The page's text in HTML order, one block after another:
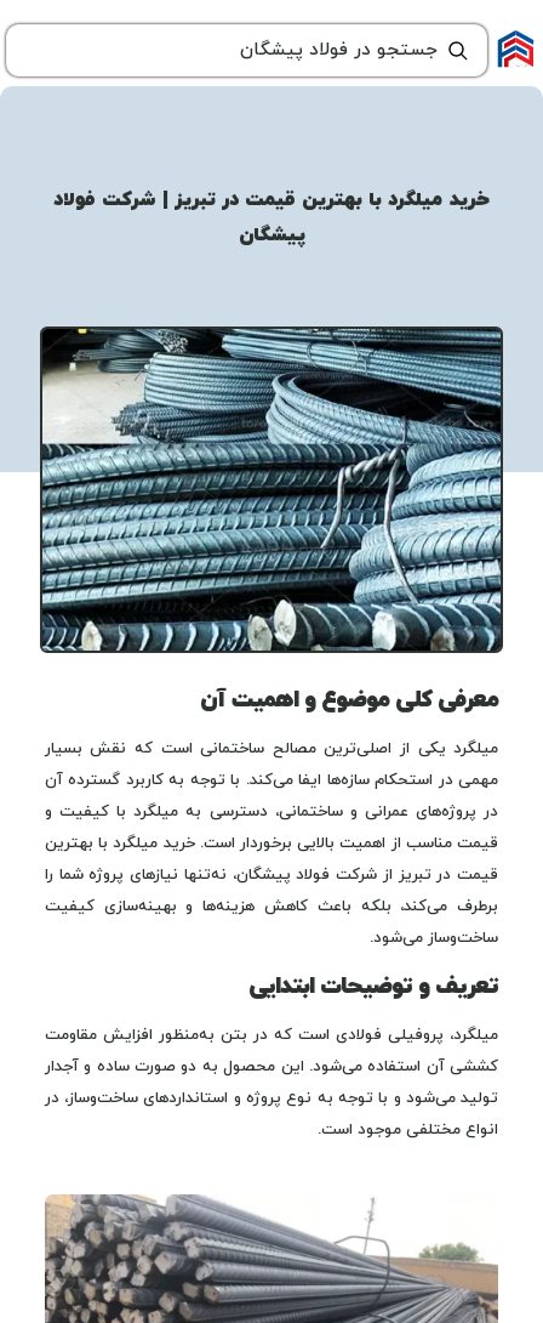
خرید میلگرد با بهترین قیمت در تبریز | شرکت فولاد
پیشگان
معرفی کلی موضوع و اهمیت آن
میلگرد یکی از اصلی‌ترین مصالح ساختمانی است که نقش بسیار
مهمی در استحکام سازه‌ها ایفا می‌کند. با توجه به کاربرد گسترده آن
در پروژه‌های عمرانی و ساختمانی، دسترسی به میلگرد با کیفیت و
قیمت مناسب از اهمیت بالایی برخوردار است. خرید میلگرد با بهترین
قیمت در تبریز از شرکت فولاد پیشگان، نه‌تنها نیازهای پروژه شما را
برطرف می‌کند، بلکه باعث کاهش هزینه‌ها و بهینه‌سازی کیفیت
ساخت‌وساز می‌شود.
تعریف و توضیحات ابتدایی
میلگرد، پروفیلی فولادی است که در بتن به‌منظور افزایش مقاومت
کششی آن استفاده می‌شود. این محصول به دو صورت ساده و آجدار
تولید می‌شود و با توجه به نوع پروژه و استانداردهای ساخت‌وساز، در
انواع مختلفی موجود است.